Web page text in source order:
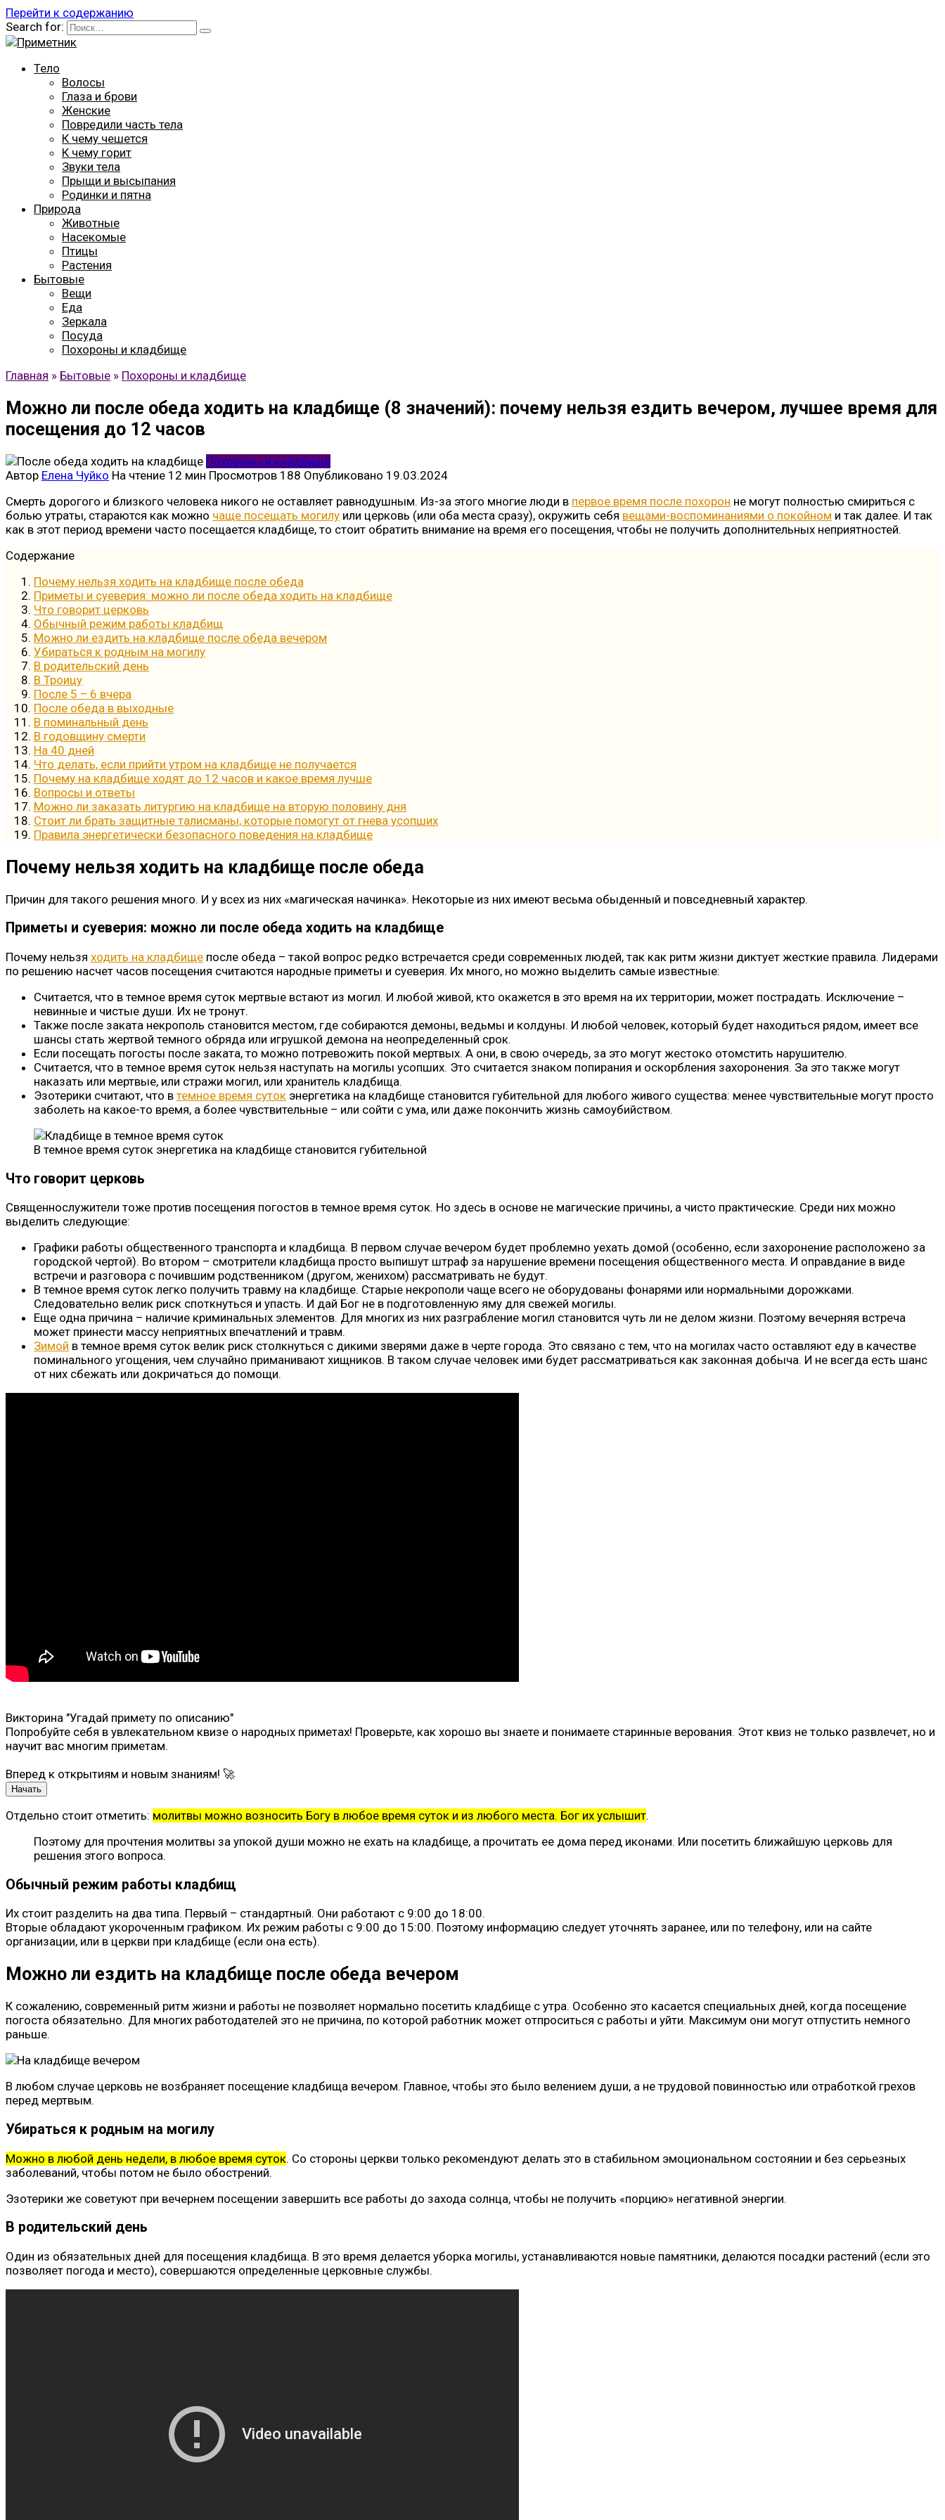
Перейти к содержанию
Search for:
Тело
Волосы
Глаза и брови
Женские
Повредили часть тела
К чему чешется
К чему горит
Звуки тела
Прыщи и высыпания
Родинки и пятна
Природа
Животные
Насекомые
Птицы
Растения
Бытовые
Вещи
Еда
Зеркала
Посуда
Похороны и кладбище
Главная » Бытовые » Похороны и кладбище
Можно ли после обеда ходить на кладбище (8 значений): почему нельзя ездить вечером, лучшее время для
посещения до 12 часов
Похороны и кладбище
Автор Елена Чуйко На чтение 12 мин Просмотров 188 Опубликовано 19.03.2024
Смерть дорогого и близкого человека никого не оставляет равнодушным. Из-за этого многие люди в первое время после похорон не могут полностью смириться с
болью утраты, стараются как можно чаще посещать могилу или церковь (или оба места сразу), окружить себя вещами-воспоминаниями о покойном и так далее. И так
как в этот период времени часто посещается кладбище, то стоит обратить внимание на время его посещения, чтобы не получить дополнительных неприятностей.
Содержание
Почему нельзя ходить на кладбище после обеда
Приметы и суеверия: можно ли после обеда ходить на кладбище
Что говорит церковь
Обычный режим работы кладбищ
Можно ли ездить на кладбище после обеда вечером
Убираться к родным на могилу
В родительский день
В Троицу
После 5 – 6 вчера
После обеда в выходные
В поминальный день
В годовщину смерти
На 40 дней
Что делать, если прийти утром на кладбище не получается
Почему на кладбище ходят до 12 часов и какое время лучше
Вопросы и ответы
Можно ли заказать литургию на кладбище на вторую половину дня
Стоит ли брать защитные талисманы, которые помогут от гнева усопших
Правила энергетически безопасного поведения на кладбище
Почему нельзя ходить на кладбище после обеда
Причин для такого решения много. И у всех из них «магическая начинка». Некоторые из них имеют весьма обыденный и повседневный характер.
Приметы и суеверия: можно ли после обеда ходить на кладбище
Почему нельзя ходить на кладбище после обеда – такой вопрос редко встречается среди современных людей, так как ритм жизни диктует жесткие правила. Лидерами
по решению насчет часов посещения считаются народные приметы и суеверия. Их много, но можно выделить самые известные:
Считается, что в темное время суток мертвые встают из могил. И любой живой, кто окажется в это время на их территории, может пострадать. Исключение –
невинные и чистые души. Их не тронут.
Также после заката некрополь становится местом, где собираются демоны, ведьмы и колдуны. И любой человек, который будет находиться рядом, имеет все
шансы стать жертвой темного обряда или игрушкой демона на неопределенный срок.
Если посещать погосты после заката, то можно потревожить покой мертвых. А они, в свою очередь, за это могут жестоко отомстить нарушителю.
Считается, что в темное время суток нельзя наступать на могилы усопших. Это считается знаком попирания и оскорбления захоронения. За это также могут
наказать или мертвые, или стражи могил, или хранитель кладбища.
Эзотерики считают, что в темное время суток энергетика на кладбище становится губительной для любого живого существа: менее чувствительные могут просто
заболеть на какое-то время, а более чувствительные – или сойти с ума, или даже покончить жизнь самоубийством.
В темное время суток энергетика на кладбище становится губительной
Что говорит церковь
Священнослужители тоже против посещения погостов в темное время суток. Но здесь в основе не магические причины, а чисто практические. Среди них можно
выделить следующие:
Графики работы общественного транспорта и кладбища. В первом случае вечером будет проблемно уехать домой (особенно, если захоронение расположено за
городской чертой). Во втором – смотрители кладбища просто выпишут штраф за нарушение времени посещения общественного места. И оправдание в виде
встречи и разговора с почившим родственником (другом, женихом) рассматривать не будут.
В темное время суток легко получить травму на кладбище. Старые некрополи чаще всего не оборудованы фонарями или нормальными дорожками.
Следовательно велик риск споткнуться и упасть. И дай Бог не в подготовленную яму для свежей могилы.
Еще одна причина – наличие криминальных элементов. Для многих из них разграбление могил становится чуть ли не делом жизни. Поэтому вечерняя встреча
может принести массу неприятных впечатлений и травм.
Зимой в темное время суток велик риск столкнуться с дикими зверями даже в черте города. Это связано с тем, что на могилах часто оставляют еду в качестве
поминального угощения, чем случайно приманивают хищников. В таком случае человек ими будет рассматриваться как законная добыча. И не всегда есть шанс
от них сбежать или докричаться до помощи.
Викторина "Угадай примету по описанию"
Попробуйте себя в увлекательном квизе о народных приметах! Проверьте, как хорошо вы знаете и понимаете старинные верования. Этот квиз не только развлечет, но и
научит вас многим приметам.
Вперед к открытиям и новым знаниям! 🚀
Начать
Отдельно стоит отметить: молитвы можно возносить Богу в любое время суток и из любого места. Бог их услышит.
Поэтому для прочтения молитвы за упокой души можно не ехать на кладбище, а прочитать ее дома перед иконами. Или посетить ближайшую церковь для
решения этого вопроса.
Обычный режим работы кладбищ
Их стоит разделить на два типа. Первый – стандартный. Они работают с 9:00 до 18:00.
Вторые обладают укороченным графиком. Их режим работы с 9:00 до 15:00. Поэтому информацию следует уточнять заранее, или по телефону, или на сайте
организации, или в церкви при кладбище (если она есть).
Можно ли ездить на кладбище после обеда вечером
К сожалению, современный ритм жизни и работы не позволяет нормально посетить кладбище с утра. Особенно это касается специальных дней, когда посещение
погоста обязательно. Для многих работодателей это не причина, по которой работник может отпроситься с работы и уйти. Максимум они могут отпустить немного
раньше.
В любом случае церковь не возбраняет посещение кладбища вечером. Главное, чтобы это было велением души, а не трудовой повинностью или отработкой грехов
перед мертвым.
Убираться к родным на могилу
Можно в любой день недели, в любое время суток. Со стороны церкви только рекомендуют делать это в стабильном эмоциональном состоянии и без серьезных
заболеваний, чтобы потом не было обострений.
Эзотерики же советуют при вечернем посещении завершить все работы до захода солнца, чтобы не получить «порцию» негативной энергии.
В родительский день
Один из обязательных дней для посещения кладбища. В это время делается уборка могилы, устанавливаются новые памятники, делаются посадки растений (если это
позволяет погода и место), совершаются определенные церковные службы.